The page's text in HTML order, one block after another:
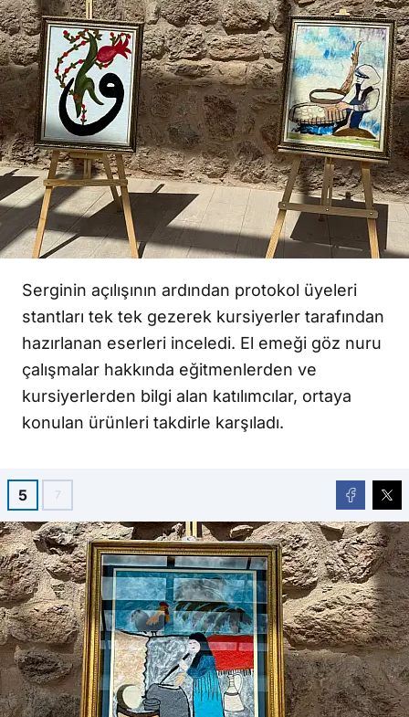
Serginin açılışının ardından protokol üyeleri
stantları tek tek gezerek kursiyerler tarafından
hazırlanan eserleri inceledi. El emeği göz nuru
çalışmalar hakkında eğitmenlerden ve
kursiyerlerden bilgi alan katılımcılar, ortaya
konulan ürünleri takdirle karşıladı.
5 7